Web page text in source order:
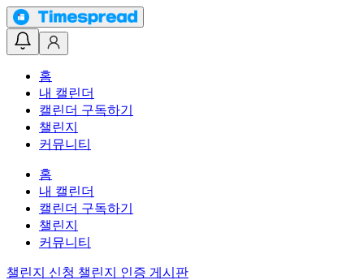
홈
내 캘린더
캘린더 구독하기
챌린지
커뮤니티
홈
내 캘린더
캘린더 구독하기
챌린지
커뮤니티
챌린지 신청 챌린지 인증 게시판